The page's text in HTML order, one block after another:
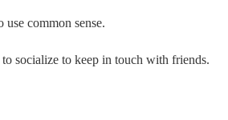
use common sense.
socialize to keep in touch with friends.